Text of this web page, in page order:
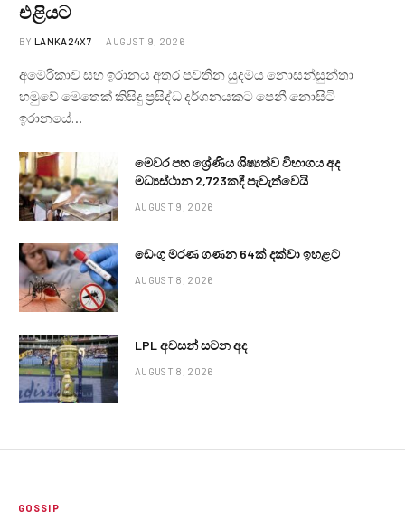
එළියට
BY LANKA24X7 AUGUST 9, 2026
අමෙරිකාව සහ ඉරානය අතර පවතින යුදමය නොසන්සුන්තා
හමුවේ මෙතෙක් කිසිදු ප්‍රසිද්ධ දර්ශනයකට පෙනී නොසිටි
ඉරානයේ…
මෙවර පහ ශ්‍රේණිය ශිෂ්‍යත්ව විභාගය අද
මධ්‍යස්ථාන 2,723කදී පැවැත්වෙයි
AUGUST 9, 2026
ඩෙංගු මරණ ගණන 64ක් දක්වා ඉහළට
AUGUST 8, 2026
LPL අවසන් සටන අද
AUGUST 8, 2026
GOSSIP